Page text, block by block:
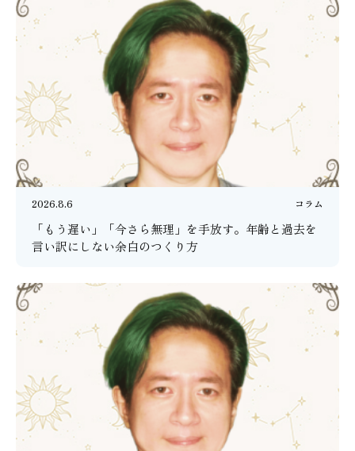
2026.8.6 コラム
「もう遅い」「今さら無理」を手放す。年齢と過去を
言い訳にしない余白のつくり方